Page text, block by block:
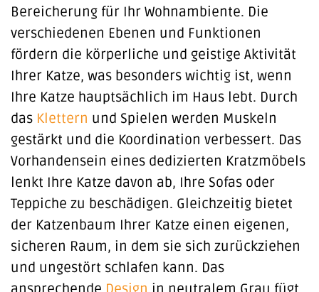
Bereicherung für Ihr Wohnambiente. Die
verschiedenen Ebenen und Funktionen
fördern die körperliche und geistige Aktivität
Ihrer Katze, was besonders wichtig ist, wenn
Ihre Katze hauptsächlich im Haus lebt. Durch
das Klettern und Spielen werden Muskeln
gestärkt und die Koordination verbessert. Das
Vorhandensein eines dedizierten Kratzmöbels
lenkt Ihre Katze davon ab, Ihre Sofas oder
Teppiche zu beschädigen. Gleichzeitig bietet
der Katzenbaum Ihrer Katze einen eigenen,
sicheren Raum, in dem sie sich zurückziehen
und ungestört schlafen kann. Das